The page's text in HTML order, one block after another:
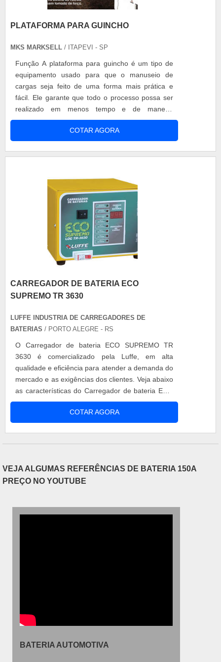
PLATAFORMA PARA GUINCHO
MKS MARKSELL / ITAPEVI - SP
Função A plataforma para guincho é um tipo de
equipamento usado para que o manuseio de
cargas seja feito de uma forma mais prática e
fácil. Ele garante que todo o processo possa ser
realizado em menos tempo e de maneira
otimizada, visando economizar recursos da
empresa e trazer mais qualidade ao procedimento
de transporte de cargas. Esta plataforma tem a
COTAR AGORA
CARREGADOR DE BATERIA ECO
SUPREMO TR 3630
LUFFE INDUSTRIA DE CARREGADORES DE
BATERIAS / PORTO ALEGRE - RS
O Carregador de bateria ECO SUPREMO TR
3630 é comercializado pela Luffe, em alta
qualidade e eficiência para atender a demanda do
mercado e as exigências dos clientes. Veja abaixo
as características do Carregador de bateria ECO
SUPREMO TR 3630: O Carregador de bateria
ECO SUPREMO TR 3630 e suas vantagens:
Possui sistema de carga e equalização
COTAR AGORA
VEJA ALGUMAS REFERÊNCIAS DE BATERIA 150A
PREÇO NO YOUTUBE
BATERIA AUTOMOTIVA